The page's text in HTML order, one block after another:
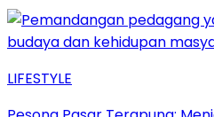
LIFESTYLE